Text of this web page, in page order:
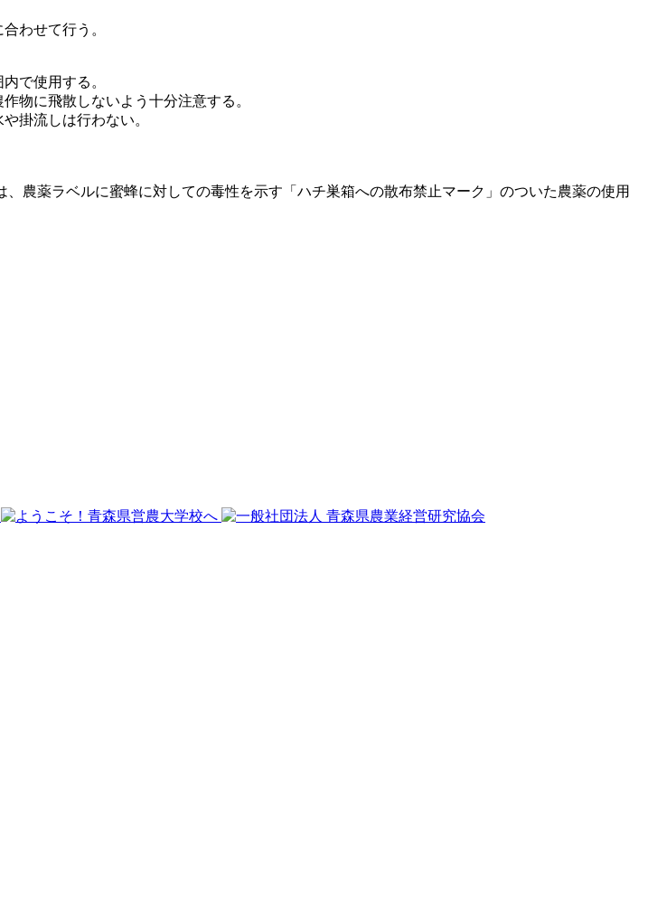
わせて行う。
で使用する。
物に飛散しないよう十分注意する。
掛流しは行わない。
農薬ラベルに蜜蜂に対しての毒性を示す「ハチ巣箱への散布禁止マーク」のついた農薬の使用